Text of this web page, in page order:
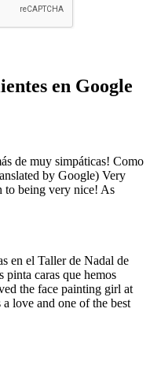
en Google
de muy simpáticas! Como
by Google) Very
to being very nice! As
en el Taller de Nadal de
pinta caras que hemos
the face painting girl at
love and one of the best